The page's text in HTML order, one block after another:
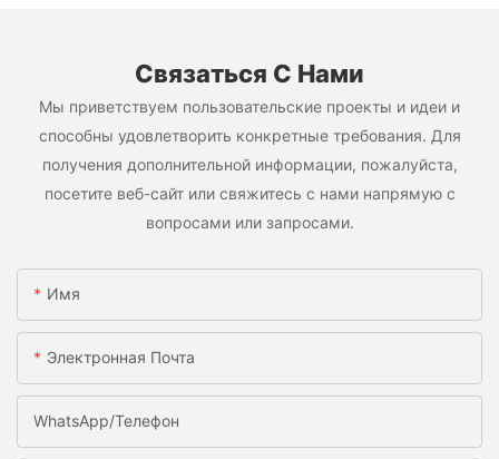
Связаться С Нами
Мы приветствуем пользовательские проекты и идеи и
способны удовлетворить конкретные требования. Для
получения дополнительной информации, пожалуйста,
посетите веб-сайт или свяжитесь с нами напрямую с
вопросами или запросами.
Имя
Электронная Почта
WhatsApp/телефон